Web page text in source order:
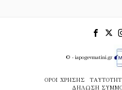
© - iapogevmatini.gr
ΌΡΟΙ ΧΡΉΣΗΣ
ΔΉΛΩΣΗ